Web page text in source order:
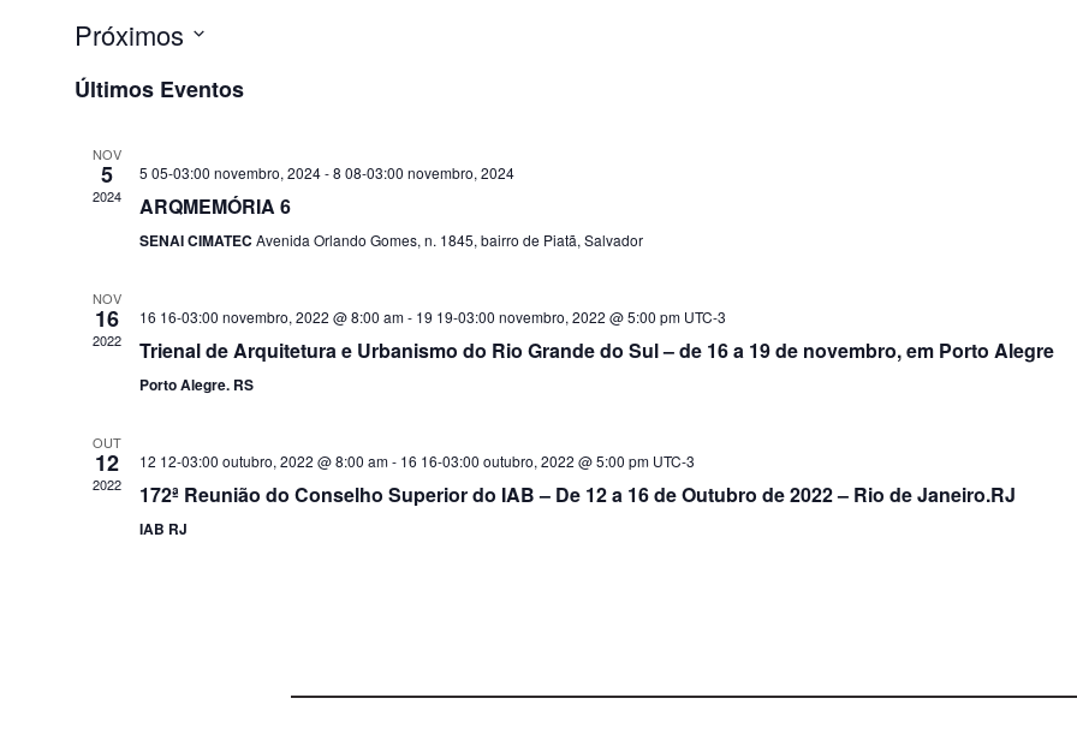
Próximos
a
Últimos Eventos
NOV
5
2024
5 05-03:00 novembro, 2024-8 08-03:00 novembro, 2024
ARQMEMÓRIA 6
SENAI CIMATEC Avenida Orlando Gomes, n. 1845, bairro de Piatã, Salvador
NOV
16
2022
16 16-03:00 novembro, 2022 @ 8:00 am- 19 19-03:00 novembro, 2022 @ 5:00 pm UTC-3
Trienal de Arquitetura e Urbanismo do Rio Grande do Sul – de 16 a 19 de novembro, em Porto Alegre
Porto Alegre. RS
OUT
12
2022
12 12-03:00 outubro, 2022 @ 8:00 am- 16 16-03:00 outubro, 2022 @ 5:00 pm UTC-3
172ª Reunião do Conselho Superior do IAB – De 12 a 16 de Outubro de 2022 – Rio de Janeiro.RJ
IAB RJ